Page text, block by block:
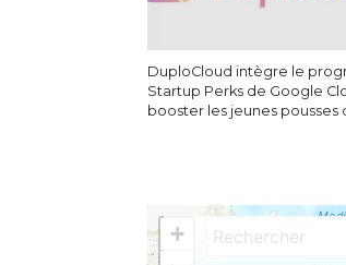
DuploCloud intègre le
Startup Perks de Google
booster les jeunes pousses